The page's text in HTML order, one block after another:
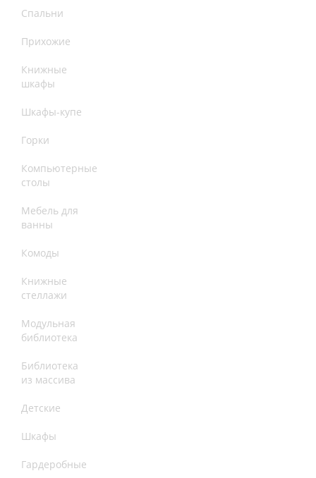
Спальни
Прихожие
Книжные
шкафы
Шкафы-купе
Горки
Компьютерные
столы
Мебель для
ванны
Комоды
Книжные
стеллажи
Модульная
библиотека
Библиотека
из массива
Детские
Шкафы
Гардеробные